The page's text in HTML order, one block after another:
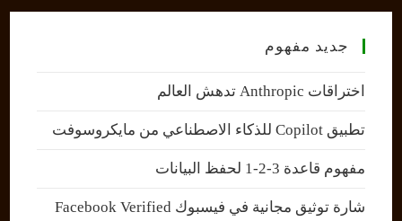
جديد مفهوم
اختراقات Anthropic تدهش العالم
تطبيق Copilot للذكاء الاصطناعي من مايكروسوفت
مفهوم قاعدة 3-2-1 لحفظ البيانات
شارة توثيق مجانية في فيسبوك Facebook Verified